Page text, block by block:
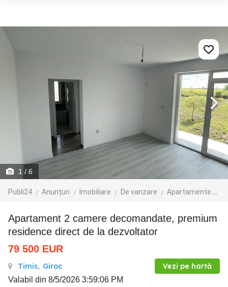
1 / 6
Publi24 Anunțuri Imobiliare De vanzare Apartamente de vanzare
Apartament 2 camere decomandate, premium
residence direct de la dezvoltator
79 500 EUR
Timis, Giroc Vezi pe hartă
Valabil din 8/5/2026 3:59:06 PM